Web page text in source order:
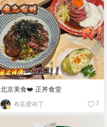
北京美食❤️ 正丼食堂
布丢爱布丁 3